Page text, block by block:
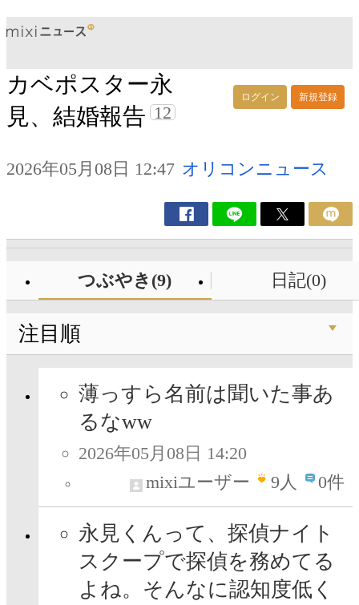
ログイン 新規登録
カベポスター永
見、結婚報告 12
2026年05月08日 12:47 オリコンニュース
つぶやき(9) 日記(0)
注目順
薄っすら名前は聞いた事あ
るなww
2026年05月08日 14:20
mixiユーザー
9人 0件
永見くんって、探偵ナイト
スクープで探偵を務めてる
よね。そんなに認知度低く